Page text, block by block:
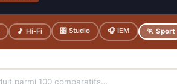
🎵 Hi-Fi 🎛 Studio 🎧 IEM 🏃 Sport